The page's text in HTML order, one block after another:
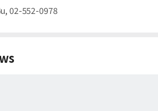
02-552-0978